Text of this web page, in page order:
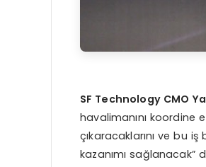
SF Technology CMO
havalimanını koordine
çıkaracaklarını ve bu
kazanımı sağlanacak”